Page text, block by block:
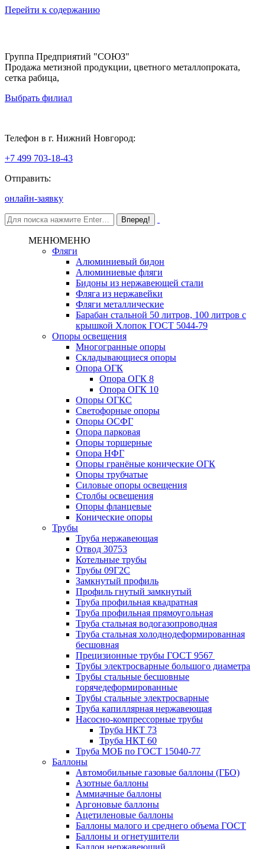
Перейти к содержанию
Группа Предприятий "СОЮЗ"
Продажа метизной продукции, цветного металлопроката,
сетка рабица,
Выбрать филиал
Телефон в г. Нижний Новгород:
+7 499 703-18-43
Отправить:
онлайн-заявку
МЕНЮМЕНЮ
Фляги
Алюминиевый бидон
Алюминиевые фляги
Бидоны из нержавеющей стали
Фляга из нержавейки
Фляги металлические
Барабан стальной 50 литров, 100 литров с
крышкой Хлопок ГОСТ 5044-79
Опоры освещения
Многогранные опоры
Складывающиеся опоры
Опора ОГК
Опора ОГК 8
Опора ОГК 10
Опоры ОГКС
Светофорные опоры
Опоры ОСФГ
Опора парковая
Опоры торшерные
Опора НФГ
Опоры гранёные конические ОГК
Опоры трубчатые
Силовые опоры освещения
Столбы освещения
Опоры фланцевые
Конические опоры
Трубы
Труба нержавеющая
Отвод 30753
Котельные трубы
Трубы 09Г2С
Замкнутый профиль
Профиль гнутый замкнутый
Труба профильная квадратная
Труба профильная прямоугольная
Труба стальная водогазопроводная
Труба стальная холоднодеформированная
бесшовная
Прецизионные трубы ГОСТ 9567
Трубы электросварные большого диаметра
Трубы стальные бесшовные
горячедеформированные
Трубы стальные электросварные
Труба капиллярная нержавеющая
Насосно-компрессорные трубы
Труба НКТ 73
Труба НКТ 60
Труба МОБ по ГОСТ 15040-77
Баллоны
Автомобильные газовые баллоны (ГБО)
Азотные баллоны
Аммиачные баллоны
Аргоновые баллоны
Ацетиленовые баллоны
Баллоны малого и среднего объема ГОСТ
Баллоны и огнетушители
Баллон нержавеющий